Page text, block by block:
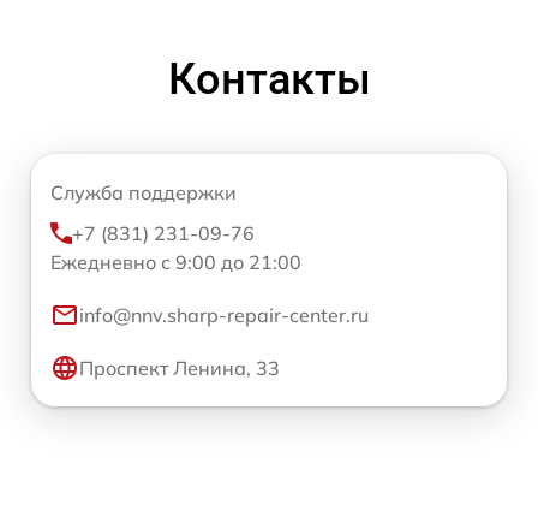
Контакты
Служба поддержки
+7 (831) 231-09-76
Ежедневно с 9:00 до 21:00
info@nnv.sharp-repair-center.ru
Проспект Ленина, 33